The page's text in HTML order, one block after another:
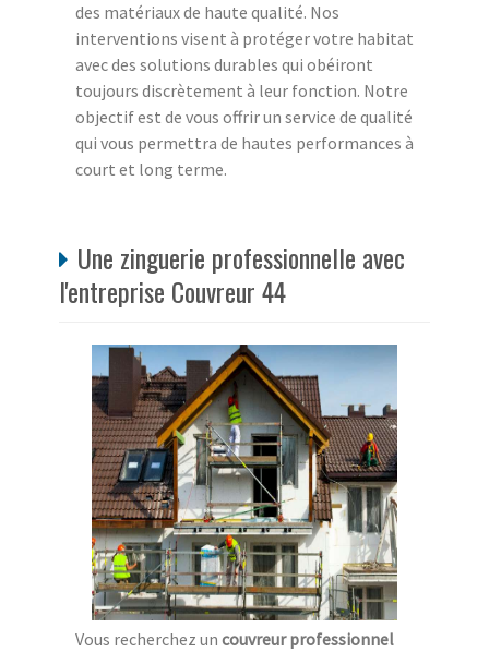
des matériaux de haute qualité. Nos
interventions visent à protéger votre habitat
avec des solutions durables qui obéiront
toujours discrètement à leur fonction. Notre
objectif est de vous offrir un service de qualité
qui vous permettra de hautes performances à
court et long terme.
Une zinguerie professionnelle avec
l'entreprise Couvreur 44
Vous recherchez un couvreur professionnel